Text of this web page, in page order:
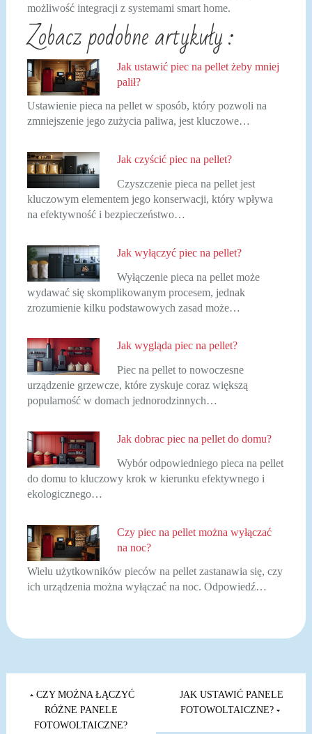
możliwość integracji z systemami smart home.
Zobacz podobne artykuły :
Jak ustawić piec na pellet żeby mniej
palił?
Ustawienie pieca na pellet w sposób, który pozwoli na
zmniejszenie jego zużycia paliwa, jest kluczowe…
Jak czyścić piec na pellet?
Czyszczenie pieca na pellet jest
kluczowym elementem jego konserwacji, który wpływa
na efektywność i bezpieczeństwo…
Jak wyłączyć piec na pellet?
Wyłączenie pieca na pellet może
wydawać się skomplikowanym procesem, jednak
zrozumienie kilku podstawowych zasad może…
Jak wygląda piec na pellet?
Piec na pellet to nowoczesne
urządzenie grzewcze, które zyskuje coraz większą
popularność w domach jednorodzinnych…
Jak dobrac piec na pellet do domu?
Wybór odpowiedniego pieca na pellet
do domu to kluczowy krok w kierunku efektywnego i
ekologicznego…
Czy piec na pellet można wyłączać
na noc?
Wielu użytkowników pieców na pellet zastanawia się, czy
ich urządzenia można wyłączać na noc. Odpowiedź…
Nawigacja
wpisu
CZY MOŻNA ŁĄCZYĆ
RÓŻNE PANELE
FOTOWOLTAICZNE?
JAK USTAWIĆ PANELE
FOTOWOLTAICZNE?